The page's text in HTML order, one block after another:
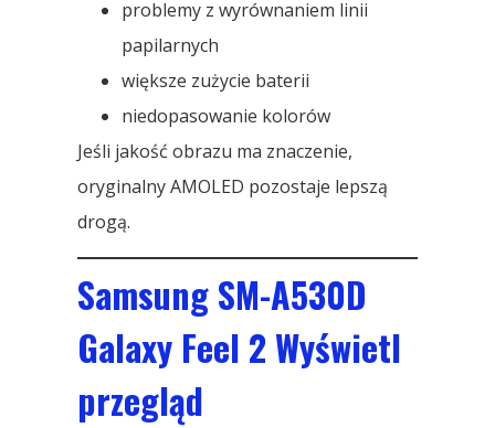
problemy z wyrównaniem linii
papilarnych
większe zużycie baterii
niedopasowanie kolorów
Jeśli jakość obrazu ma znaczenie,
oryginalny AMOLED pozostaje lepszą
drogą.
Samsung SM-A530D
Galaxy Feel 2 Wyświetl
przegląd